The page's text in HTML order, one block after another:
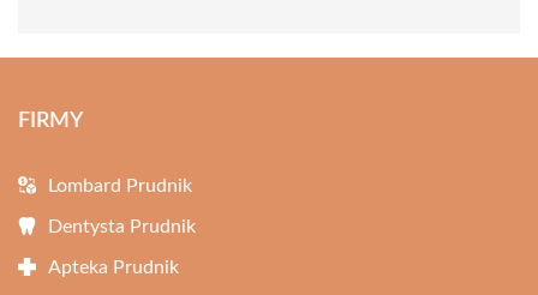
FIRMY
Lombard Prudnik
Dentysta Prudnik
Apteka Prudnik